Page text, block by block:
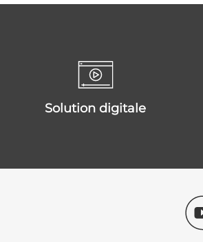
solution digitale